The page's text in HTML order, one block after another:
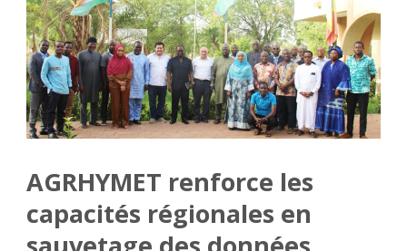
AGRHYMET renforce les
capacités régionales en